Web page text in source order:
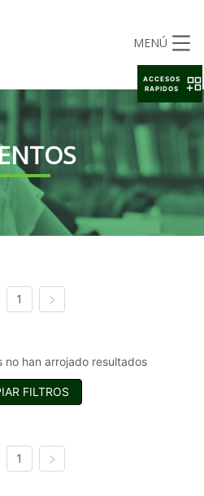
MENÚ
1
no han arrojado resultados
FILTROS
1
ACCESOS
RAPIDOS